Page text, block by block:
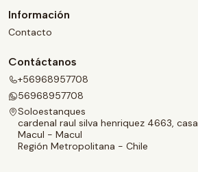
Información
Contacto
Contáctanos
+56968957708
56968957708
Soloestanques
cardenal raul silva henriquez 4663, casa
Macul - Macul
Región Metropolitana - Chile